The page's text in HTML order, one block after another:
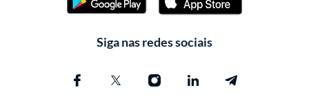
Siga nas redes sociais